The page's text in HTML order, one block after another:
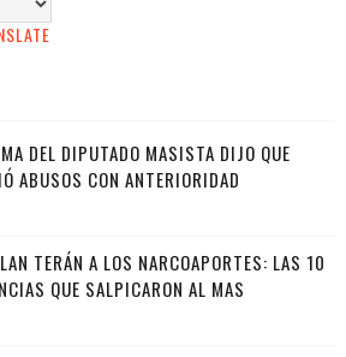
DEL DIPUTADO MASISTA DIJO QUE
ABUSOS CON ANTERIORIDAD
TERÁN A LOS NARCOAPORTES: LAS 10
QUE SALPICARON AL MAS